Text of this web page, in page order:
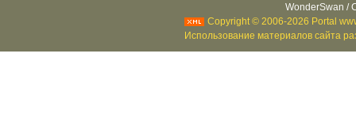
WonderSwan /
Copyright © 2006-2026 Portal
Использование материалов сайта